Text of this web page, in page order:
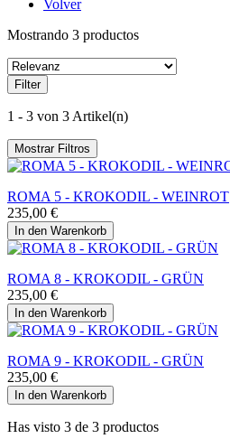
Volver
Mostrando 3 productos
Filter
1 - 3 von 3 Artikel(n)
Mostrar Filtros
ROMA 5 - KROKODIL - WEINROT
235,00 €
In den Warenkorb
ROMA 8 - KROKODIL - GRÜN
235,00 €
In den Warenkorb
ROMA 9 - KROKODIL - GRÜN
235,00 €
In den Warenkorb
Has visto 3 de 3 productos